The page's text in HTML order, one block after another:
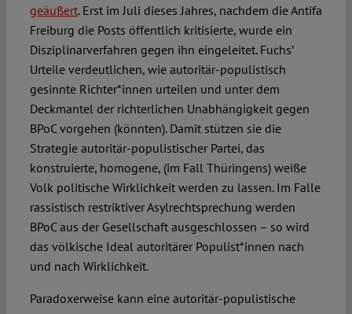
geäußert. Erst im Juli dieses Jahres, nachdem die Antifa
Freiburg die Posts öffentlich kritisierte, wurde ein
Disziplinarverfahren gegen ihn eingeleitet. Fuchs’
Urteile verdeutlichen, wie autoritär-populistisch
gesinnte Richter*innen urteilen und unter dem
Deckmantel der richterlichen Unabhängigkeit gegen
BPoC vorgehen (könnten). Damit stützen sie die
Strategie autoritär-populistischer Partei, das
konstruierte, homogene, (im Fall Thüringens) weiße
Volk politische Wirklichkeit werden zu lassen. Im Falle
rassistisch restriktiver Asylrechtsprechung werden
BPoC aus der Gesellschaft ausgeschlossen – so wird
das völkische Ideal autoritärer Populist*innen nach
und nach Wirklichkeit.
Paradoxerweise kann eine autoritär-populistische